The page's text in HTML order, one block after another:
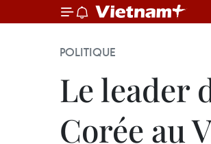
POLITIQUE
Le leader
Corée au